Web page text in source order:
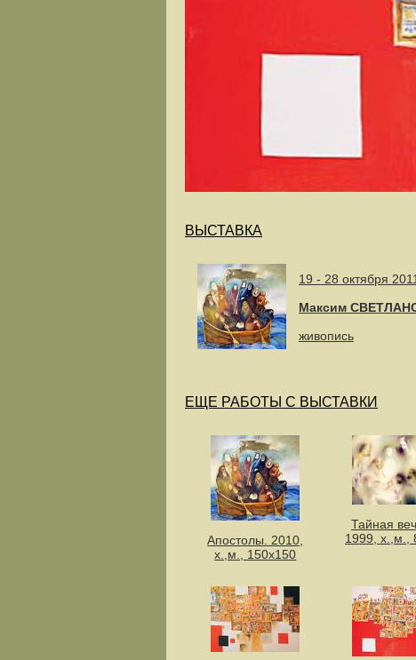
ВЫСТАВКА
19 - 28 октября
Максим
живопись
ЕЩЕ РАБОТЫ С ВЫСТАВКИ
Апостолы. 2010,
х.,м., 150х150
Тайная
1999, х.,м.,